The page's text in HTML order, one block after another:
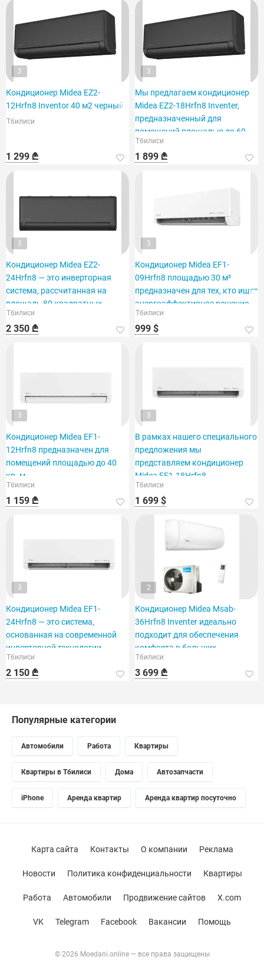
3
Кондиционер Midea EZ2-
12Hrfn8 Inventor 40 м2 черный
Тбилиси
1 299 ₾
3
Мы предлагаем кондиционер
Midea EZ2-18Hrfn8 Inventer,
предназначенный для
помещений площадью до 60
м².
Тбилиси
1 899 ₾
3
Кондиционер Midea EZ2-
24Hrfn8 — это инверторная
система, рассчитанная на
площадь 80 квадратных
метров.
Тбилиси
2 350 ₾
3
Кондиционер Midea EF1-
09Hrfn8 площадью 30 м²
предназначен для тех, кто ищет
энергоэффективное решение.
Тбилиси
999 $
3
Кондиционер Midea EF1-
12Hrfn8 предназначен для
помещений площадью до 40
кв. м.
Тбилиси
1 159 ₾
3
В рамках нашего специального
предложения мы
представляем кондиционер
Midea EF1-18Hrfn8,
рассчитанный на площадь 60
кв. футов.
Тбилиси
1 699 $
3
Кондиционер Midea EF1-
24Hrfn8 — это система,
основанная на современной
инверторной технологии.
Тбилиси
2 150 ₾
2
Кондиционер Midea Msab-
36Hrfn8 Inventer идеально
подходит для обеспечения
комфорта в больших
помещениях.
Тбилиси
3 699 ₾
Популярные категории
Автомобили Работа Квартиры
Квартиры в Тбилиси Дома Автозапчасти
iPhone Аренда квартир Аренда квартир посуточно
© 2026 Moedani.online — все права защищены
Карта сайта Контакты О компании Реклама
Новости Политика конфиденциальности Квартиры
Работа Автомобили Продвижение сайтов X.com
VK Telegram Facebook Вакансии Помощь